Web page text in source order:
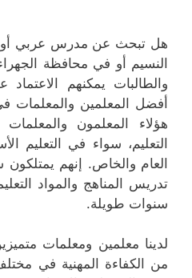
هل تبحث عن مدرس عربي
النسيم أو في محافظة
والطالبات يمكنهم
أفضل المعلمين والمعلمات
هؤلاء المعلمون
التعليم، سواء في التعليم
العام والخاص. إنهم
تدريس المناهج والمواد
سنوات طويلة.
لدينا معلمين ومعلمات
من الكفاءة المهنية في مختلف